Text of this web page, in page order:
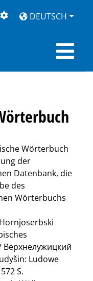
DARSTELLUNG
DEUTSCH
Wörterbuch
der
Datenbank, die
des
Wörterbuchs
Ludowe
S.